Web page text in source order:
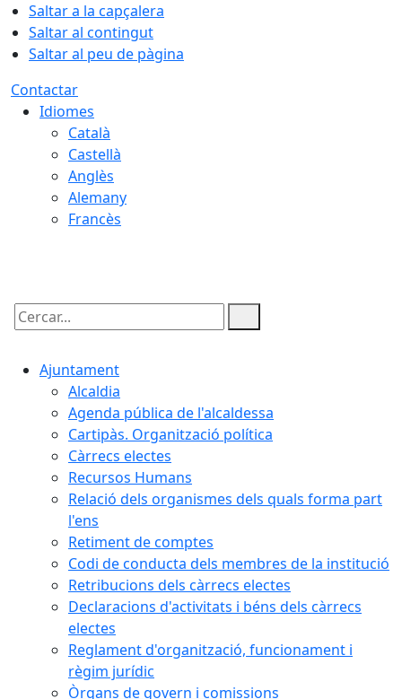
Saltar a la capçalera
Saltar al contingut
Saltar al peu de pàgina
Contactar
Idiomes
Català
Castellà
Anglès
Alemany
Francès
Cercar:
Ajuntament
Alcaldia
Agenda pública de l'alcaldessa
Cartipàs. Organització política
Càrrecs electes
Recursos Humans
Relació dels organismes dels quals forma part
l'ens
Retiment de comptes
Codi de conducta dels membres de la institució
Retribucions dels càrrecs electes
Declaracions d'activitats i béns dels càrrecs
electes
Reglament d'organització, funcionament i
règim jurídic
Òrgans de govern i comissions